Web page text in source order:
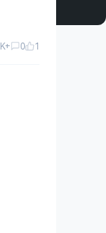
0 1